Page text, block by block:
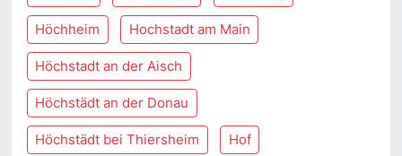
Höchheim Hochstadt am Main
Höchstadt an der Aisch
Höchstädt an der Donau
Höchstädt bei Thiersheim Hof